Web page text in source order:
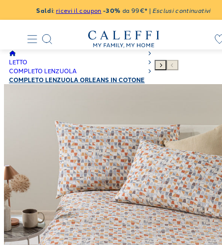
Saldi: ricevi il coupon -30% da 99€* | Esclusi continuativi
LETTO
COMPLETO LENZUOLA
COMPLETO LENZUOLA ORLEANS IN COTONE